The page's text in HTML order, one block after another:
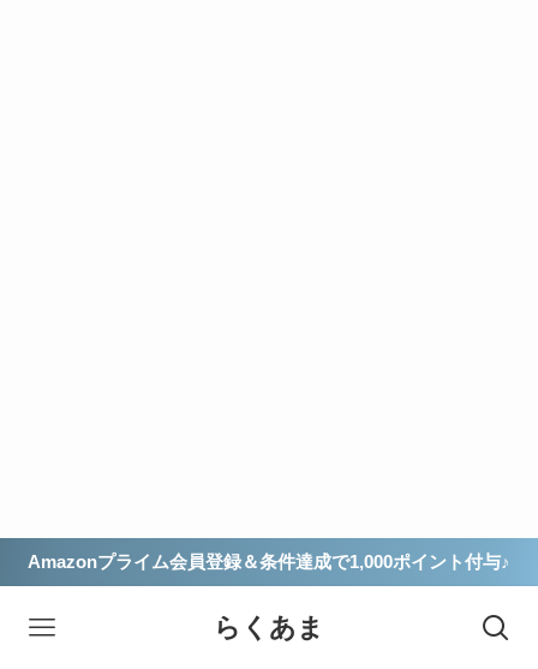
Amazonプライム会員登録＆条件達成で1,000ポイント付与♪
らくあま